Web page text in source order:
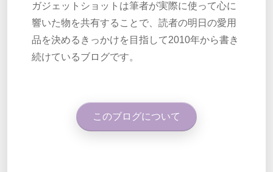
ガジェットショットは筆者が実際に使って心に
響いた物を共有することで、読者の明日の愛用
品を決めるきっかけを目指して2010年から書き
続けているブログです。
このブログについて